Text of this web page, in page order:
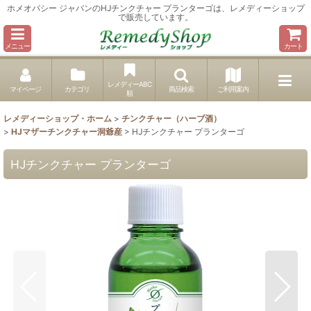
ホメオパシー ジャパンのHJチンクチャー プランターゴは、レメディーショップ
で販売しています。
メニュー カート
マイページ カテゴリ
レメディーABC
順
商品検索 ご利用案内
レメディーショップ・ホーム > チンクチャー（ハーブ酒）
> HJマザーチンクチャー洞爺産 > HJチンクチャー プランターゴ
HJチンクチャー プランターゴ